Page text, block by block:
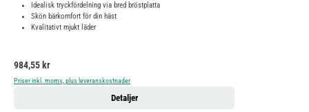
Idealisk tryckfördelning via bred bröstplatta
Skön bärkomfort för din häst
Kvalitativt mjukt läder
Ordinarie pris:
984,55 kr
Priser inkl. moms, plus leveranskostnader
Detaljer